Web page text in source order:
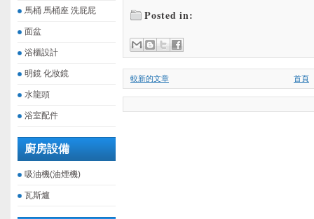
馬桶 馬桶座 洗屁屁
面盆
浴櫃設計
明鏡 化妝鏡
水龍頭
浴室配件
廚房設備
吸油機(油煙機)
瓦斯爐
Posted in:
較新的文章 首頁